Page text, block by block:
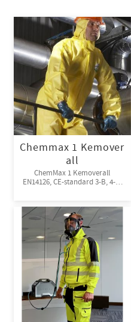
Chemmax 1 Kemover
all
ChemMax 1 Kemoverall
EN14126, CE-standard 3-B, 4-B,
giftiga kemikalier. 10st/kart